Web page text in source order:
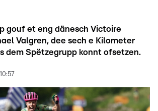
gouf et eng dänesch Victoire
Valgren, dee sech e Kilometer
dem Spëtzegrupp konnt ofsetzen.